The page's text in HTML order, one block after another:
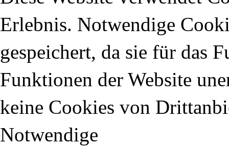
Erlebnis. Notwendige
gespeichert, da sie für das
Funktionen der Website
keine Cookies von
Notwendige